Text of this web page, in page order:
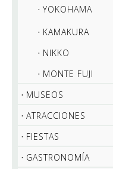
YOKOHAMA
KAMAKURA
NIKKO
MONTE FUJI
MUSEOS
ATRACCIONES
FIESTAS
GASTRONOMÍA